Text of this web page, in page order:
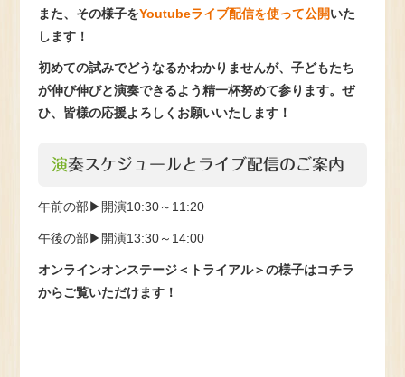
また、その様子をYoutubeライブ配信を使って公開いた
します！
初めての試みでどうなるかわかりませんが、子どもたち
が伸び伸びと演奏できるよう精一杯努めて参ります。ぜ
ひ、皆様の応援よろしくお願いいたします！
演奏スケジュールとライブ配信のご案内
午前の部▶開演10:30～11:20
午後の部▶開演13:30～14:00
オンラインオンステージ＜トライアル＞の様子はコチラ
からご覧いただけます！